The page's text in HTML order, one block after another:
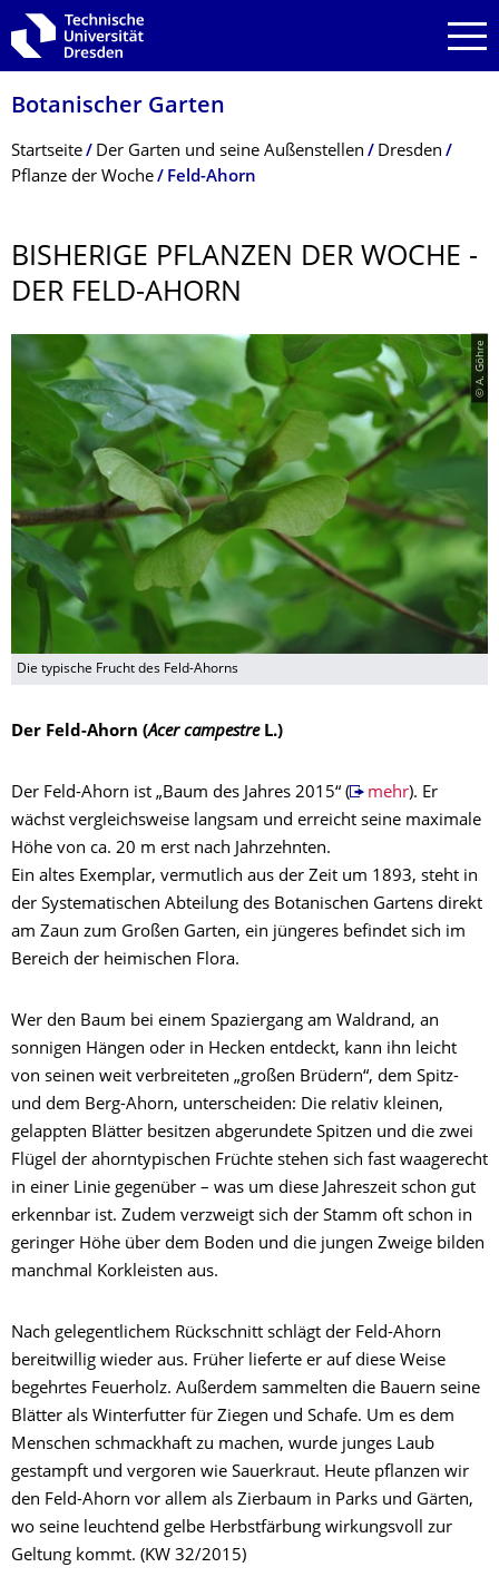
Zur Hauptnavigation springen
Zur Suche springen
Zum Inhalt springen
Botanischer Garten
Breadcrumb-Menü
Startseite Der Garten und seine Außenstellen
Dresden
Pflanze der Woche
Feld-Ahorn
BISHERIGE PFLANZEN DER WOCHE -
DER FELD-AHORN
© A. Göhre
Die typische Frucht des Feld-Ahorns
Der Feld-Ahorn (Acer campestreL.)
Der Feld-Ahorn ist „Baum des Jahres 2015“ ( mehr). Er
wächst vergleichsweise langsam und erreicht seine maximale
Höhe von ca. 20 m erst nach Jahrzehnten.
Ein altes Exemplar, vermutlich aus der Zeit um 1893, steht in
der Systematischen Abteilung des Botanischen Gartens direkt
am Zaun zum Großen Garten, ein jüngeres befindet sich im
Bereich der heimischen Flora.
Wer den Baum bei einem Spaziergang am Waldrand, an
sonnigen Hängen oder in Hecken entdeckt, kann ihn leicht
von seinen weit verbreiteten „großen Brüdern“, dem Spitz-
und dem Berg-Ahorn, unterscheiden: Die relativ kleinen,
gelappten Blätter besitzen abgerundete Spitzen und die zwei
Flügel der ahorntypischen Früchte stehen sich fast waagerecht
in einer Linie gegenüber – was um diese Jahreszeit schon gut
erkennbar ist. Zudem verzweigt sich der Stamm oft schon in
geringer Höhe über dem Boden und die jungen Zweige bilden
manchmal Korkleisten aus.
Nach gelegentlichem Rückschnitt schlägt der Feld-Ahorn
bereitwillig wieder aus. Früher lieferte er auf diese Weise
begehrtes Feuerholz. Außerdem sammelten die Bauern seine
Blätter als Winterfutter für Ziegen und Schafe. Um es dem
Menschen schmackhaft zu machen, wurde junges Laub
gestampft und vergoren wie Sauerkraut. Heute pflanzen wir
den Feld-Ahorn vor allem als Zierbaum in Parks und Gärten,
wo seine leuchtend gelbe Herbstfärbung wirkungsvoll zur
Geltung kommt. (KW 32/2015)